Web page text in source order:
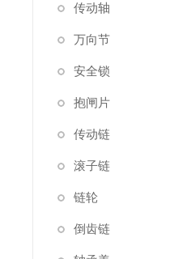
传动轴
万向节
安全锁
抱闸片
传动链
滚子链
链轮
倒齿链